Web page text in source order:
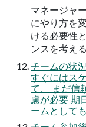
マネージャ
にやり方を
ける必要性
ンスを考え
チームの状
すぐにはス
て、 まだ信
慮が必要 期
ームとして